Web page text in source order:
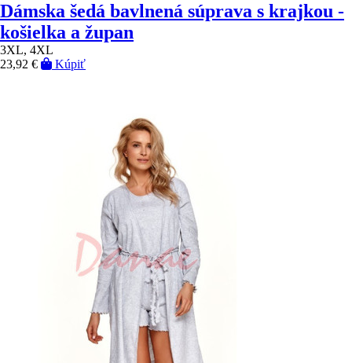
Dámska šedá bavlnená súprava s krajkou -
košielka a župan
3XL, 4XL
23,92 €
Kúpiť